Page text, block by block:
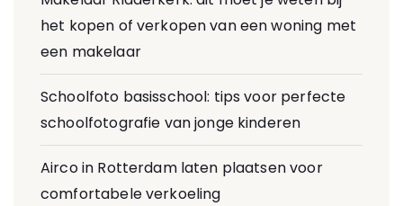
het kopen of verkopen van een woning met
een makelaar
Schoolfoto basisschool: tips voor perfecte
schoolfotografie van jonge kinderen
Airco in Rotterdam laten plaatsen voor
comfortabele verkoeling